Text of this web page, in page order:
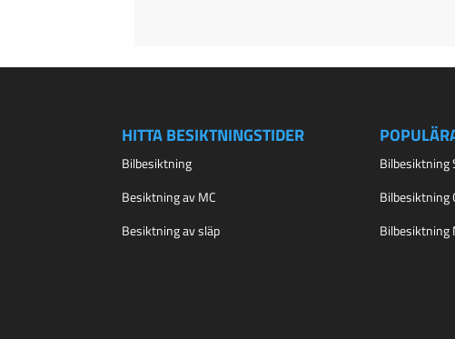
HITTA BESIKTNINGSTIDER
Bilbesiktning
Besiktning av MC
Besiktning av släp
Bilbesiktning
Bilbesiktning
Bilbesiktning